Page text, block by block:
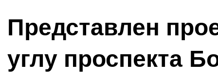
Представлен
углу проспекта